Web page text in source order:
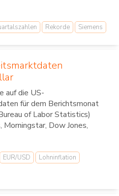
Rekorde Siemens
auf die US-
für dem Berichtsmonat
of Labor Statistics)
Dow Jones,
EUR/USD
Lohninflation